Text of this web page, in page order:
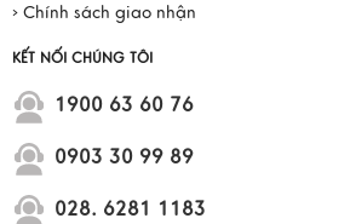
› Chính sách giao nhận
KẾT NỐI CHÚNG TÔI
1900 63 60 76
0903 30 99 89
028. 6281 1183